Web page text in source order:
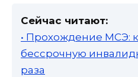
Сейчас читают:
• Прохождение МСЭ:
бессрочную
раза